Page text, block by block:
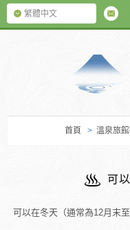
繁體中文
首頁 > 溫泉旅
可
可以在冬天（通常為12月末